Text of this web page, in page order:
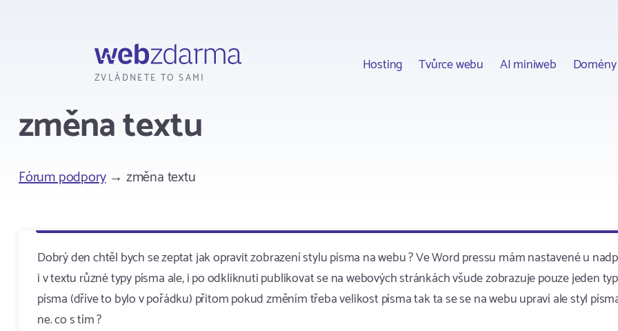
ZVLÁDNETE TO SAMI
Hosting Tvůrce webu AI miniweb Domény
změna textu
Fórum podpory→ změna textu
Dobrý den chtěl bych se zeptat jak opravit zobrazení stylu písma na webu ? Ve Word pressu mám nastavené u
i v textu různé typy písma ale, i po odkliknuti publikovat se na webových stránkách všude zobrazuje pouze jeden typ
písma (dříve to bylo v pořádku) přitom pokud změním třeba velikost písma tak ta se se na webu upraví ale styl
ne. co s tím ?